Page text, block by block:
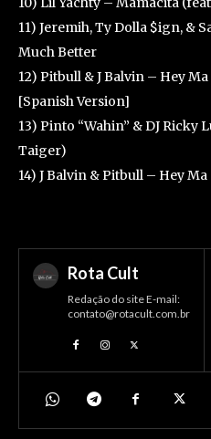
11) Jeremih, Ty Dolla $ign, &
Much Better
12) Pitbull & J Balvin – Hey
[Spanish Version]
13) Pinto “Wahin” & DJ Ricky
Taiger)
14) J Balvin & Pitbull – Hey
Rota Cult
Redação do site E-mail:
contato@rotacult.com.br